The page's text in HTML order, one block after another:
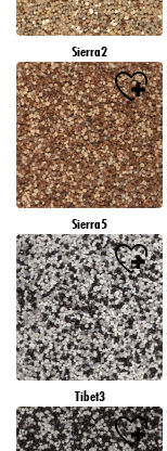
Sierra2
Sierra5
Tibet3